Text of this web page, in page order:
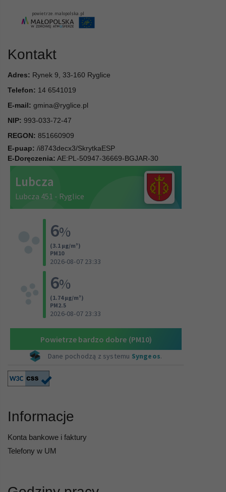
Kontakt
Adres: Rynek 9, 33-160 Ryglice
Telefon: 14 6541019
E-mail: gmina@ryglice.pl
NIP: 993-033-72-47
REGON: 851660909
E-puap: /i8743decx3/SkrytkaESP
E-Doręczenia: AE:PL-50947-36669-BGJAR-30
Informacje
Konta bankowe i faktury
Telefony w UM